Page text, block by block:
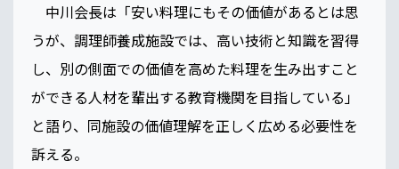
中川会長は「安い料理にもその価値があるとは思
うが、調理師養成施設では、高い技術と知識を習得
し、別の側面での価値を高めた料理を生み出すこと
ができる人材を輩出する教育機関を目指している」
と語り、同施設の価値理解を正しく広める必要性を
訴える。